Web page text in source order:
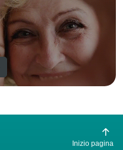
Inizio pagina